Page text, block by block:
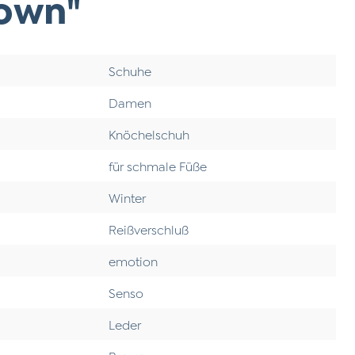
Schuhe
Damen
Knöchelschuh
für schmale Füße
Winter
Reißverschluß
emotion
Senso
Leder